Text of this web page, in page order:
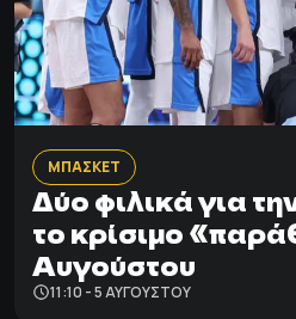
ΜΠΑΣΚΕΤ
Δύο φιλικά για
το κρίσιμο
Αυγούστου
11:10 - 5 ΑΥΓΟΎΣΤΟΥ